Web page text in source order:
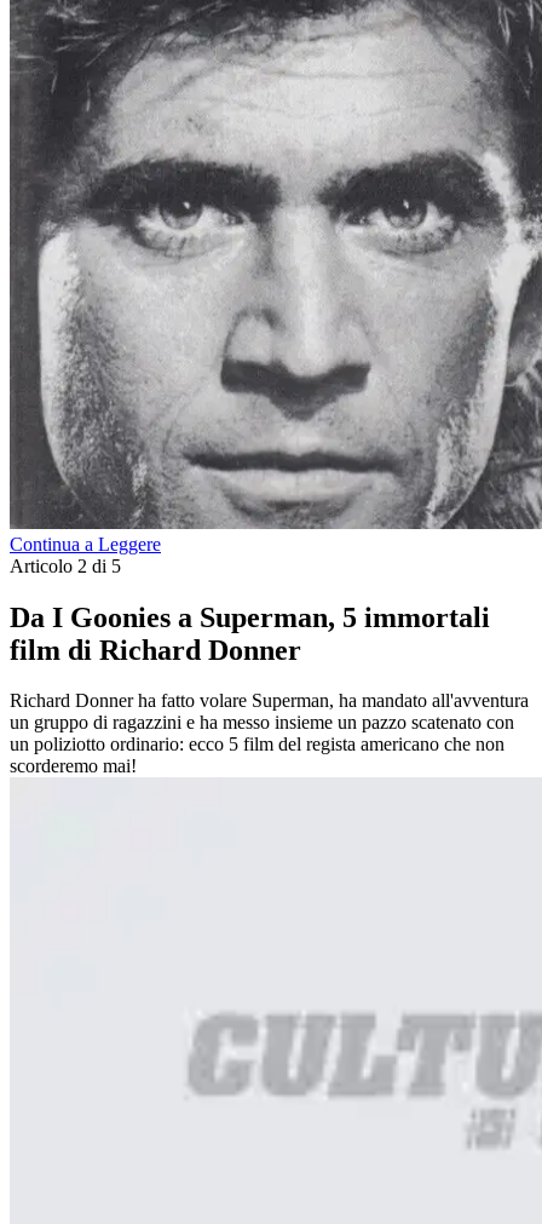
Continua a Leggere
Articolo 2 di 5
Da I Goonies a Superman, 5 immortali
film di Richard Donner
Richard Donner ha fatto volare Superman, ha mandato all'avventura
un gruppo di ragazzini e ha messo insieme un pazzo scatenato con
un poliziotto ordinario: ecco 5 film del regista americano che non
scorderemo mai!